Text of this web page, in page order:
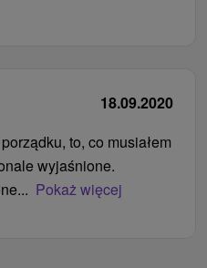
18.09.2020
to, co musiałem
wyjaśnione.
Pokaż więcej